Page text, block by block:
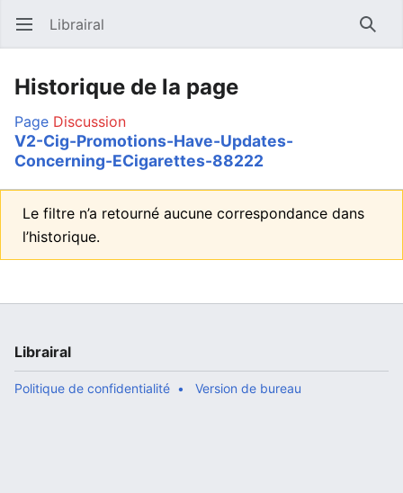
Ouvrir le menu principal Librairal
Historique de la page
Page Discussion
V2-Cig-Promotions-Have-Updates-
Concerning-ECigarettes-88222
Le filtre n’a retourné aucune correspondance dans
l’historique.
Librairal
Politique de confidentialité Version de bureau